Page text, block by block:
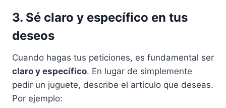
3. Sé claro y específico en tus
deseos
Cuando hagas tus peticiones, es fundamental ser
claro y específico. En lugar de simplemente
pedir un juguete, describe el artículo que deseas.
Por ejemplo: